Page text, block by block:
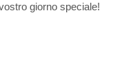
giorno speciale!